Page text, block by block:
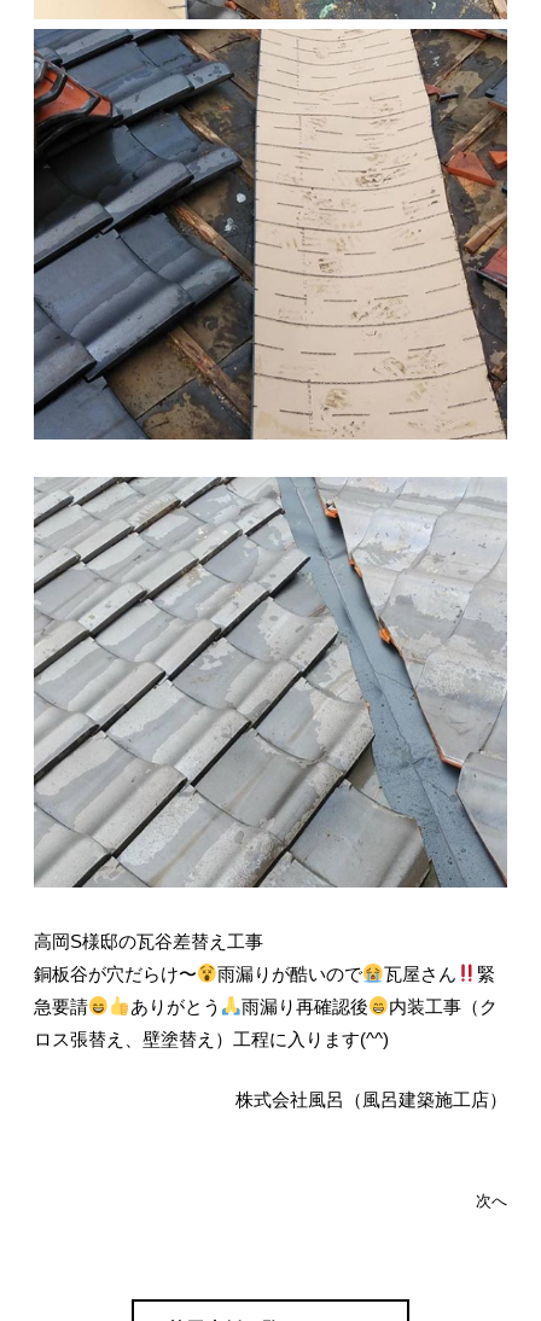
高岡S様邸の瓦谷差替え工事
銅板谷が穴だらけ〜
雨漏りが酷いので 瓦屋さん
緊
急要請
ありがとう 雨漏り再確認後
内装工事（ク
ロス張替え、壁塗替え）工程に入ります(^^)
株式会社風呂（風呂建築施工店）
次へ